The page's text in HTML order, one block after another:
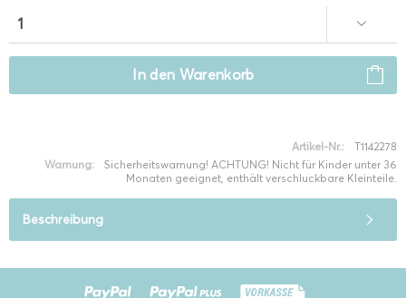
In den Warenkorb
Artikel-Nr.:
T1142278
Warnung:
Sicherheitswarnung! ACHTUNG! Nicht für Kinder unter 36
Monaten geeignet, enthält verschluckbare Kleinteile.
Beschreibung